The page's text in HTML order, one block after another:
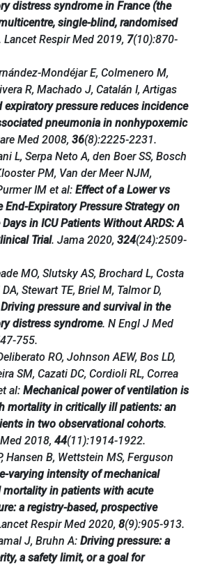
distress syndrome in France (the
single-blind, randomised
Lancet Respir Med 2019, 7(10):870-
Mondéjar E, Colmenero M,
R, Machado J, Catalán I, Artigas
expiratory pressure reduces incidence
pneumonia in nonhypoxemic
Med 2008, 36(8):2225-2231.
L, Serpa Neto A, den Boer SS, Bosch
PM, Van der Meer NJM,
IM et al: Effect of a Lower vs
End-Expiratory Pressure Strategy on
in ICU Patients Without ARDS: A
Trial. Jama 2020, 324(24):2509-
MO, Slutsky AS, Brochard L, Costa
Stewart TE, Briel M, Talmor D,
Driving pressure and survival in the
distress syndrome. N Engl J Med
755.
RO, Johnson AEW, Bos LD,
SM, Cazati DC, Cordioli RL, Correa
al: Mechanical power of ventilation is
mortality in critically ill patients: an
in two observational cohorts.
2018, 44(11):1914-1922.
Hansen B, Wettstein MS, Ferguson
varying intensity of mechanical
mortality in patients with acute
a registry-based, prospective
Respir Med 2020, 8(9):905-913.
J, Bruhn A: Driving pressure: a
a safety limit, or a goal for